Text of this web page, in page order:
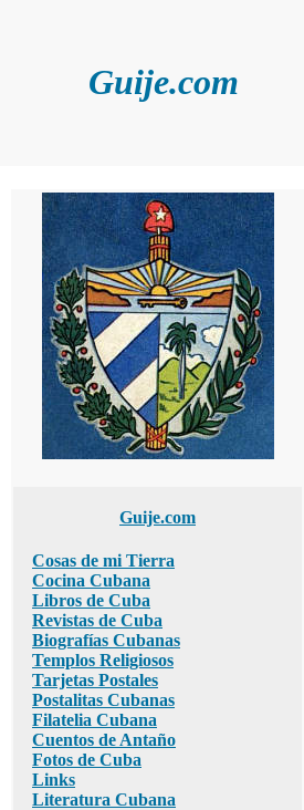
Guije.com
Guije.com
Cosas de mi Tierra
Cocina Cubana
Libros de Cuba
Revistas de Cuba
Biografías Cubanas
Templos Religiosos
Tarjetas Postales
Postalitas Cubanas
Filatelia Cubana
Cuentos de Antaño
Fotos de Cuba
Links
Literatura Cubana